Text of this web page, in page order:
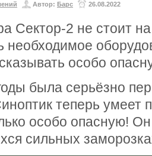
Автор: Барс 26.08.2022
Сектор-2 не стоит
необходимое
особо
была серьёзно
теперь умеет
особо опасную!
сильных